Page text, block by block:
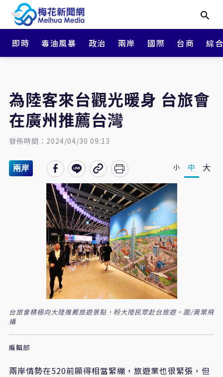
即時 毒油風暴 政治 兩岸 國際 台商 綜
為陸客來台觀光暖身 台旅會
在廣州推薦台灣
發佈時間：2024/04/30 09:13
兩岸 小 中 大
台旅會積極向大陸推薦旅遊景點，盼大陸民眾赴台旅遊。圖/黃葉飛
攝
編輯部
兩岸情勢在520前顯得相當緊繃，旅遊業也很緊張，但